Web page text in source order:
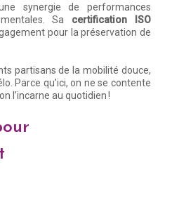
synergie de performances
Sa certification ISO
pour la préservation de
partisans de la mobilité douce,
Parce qu’ici, on ne se contente
l’incarne au quotidien !